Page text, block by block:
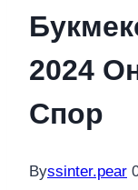
2024
Спор
Byssinter.pear